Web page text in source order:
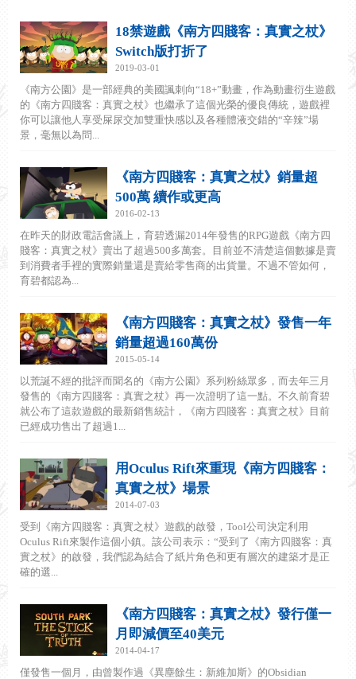
18禁遊戲《南方四賤客：真實之杖》
Switch版打折了
2019-03-01
《南方公園》是一部經典的美國諷刺向“18+”動畫，作為動畫衍生遊戲
的《南方四賤客：真實之杖》也繼承了這個光榮的優良傳統，遊戲裡
你可以讓他人享受屎尿交加雙重快感以及各種體液交錯的“辛辣”場
景，毫無以為問...
《南方四賤客：真實之杖》銷量超
500萬 續作或更高
2016-02-13
在昨天的財政電話會議上，育碧透漏2014年發售的RPG遊戲《南方四
賤客：真實之杖》賣出了超過500多萬套。目前並不清楚這個數據是賣
到消費者手裡的實際銷量還是賣給零售商的出貨量。不過不管如何，
育碧都認為...
《南方四賤客：真實之杖》發售一年
銷量超過160萬份
2015-05-14
以荒誕不經的批評而聞名的《南方公園》系列粉絲眾多，而去年三月
發售的《南方四賤客：真實之杖》再一次證明了這一點。不久前育碧
就公布了這款遊戲的最新銷售統計，《南方四賤客：真實之杖》目前
已經成功售出了超過1...
用Oculus Rift來重現《南方四賤客：
真實之杖》場景
2014-07-03
受到《南方四賤客：真實之杖》遊戲的啟發，Tool公司決定利用
Oculus Rift來製作這個小鎮。該公司表示：“受到了《南方四賤客：真
實之杖》的啟發，我們認為結合了紙片角色和更有層次的建築才是正
確的選...
《南方四賤客：真實之杖》發行僅一
月即減價至40美元
2014-04-17
僅發售一個月，由曾製作過《異塵餘生：新維加斯》的Obsidian